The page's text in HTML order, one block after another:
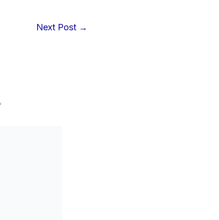
Next Post →